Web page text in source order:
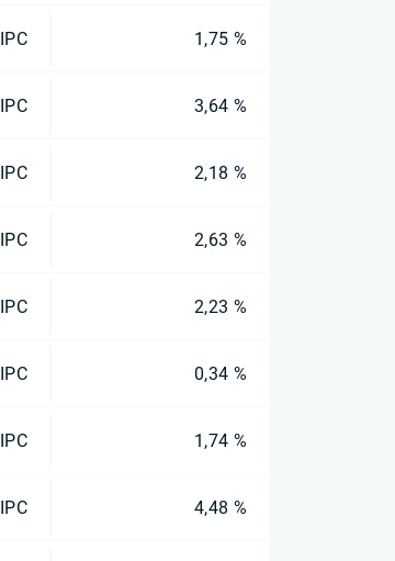
IPC 1,75 %
IPC 3,64 %
IPC 2,18 %
IPC 2,63 %
IPC 2,23 %
IPC 0,34 %
IPC 1,74 %
IPC 4,48 %